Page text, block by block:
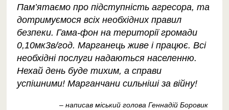
Пам’ятаємо про підступність агресора, та
дотримуємося всіх необхідних правил
безпеки. Гама-фон на території громади
0,10мк3в/год. Марганець живе і працює. Всі
необхідні послуги надаються населенню.
Нехай день буде тихим, а справи
успішними! Марганчани сильніші за війну!
– написав міський голова Геннадій Боровик